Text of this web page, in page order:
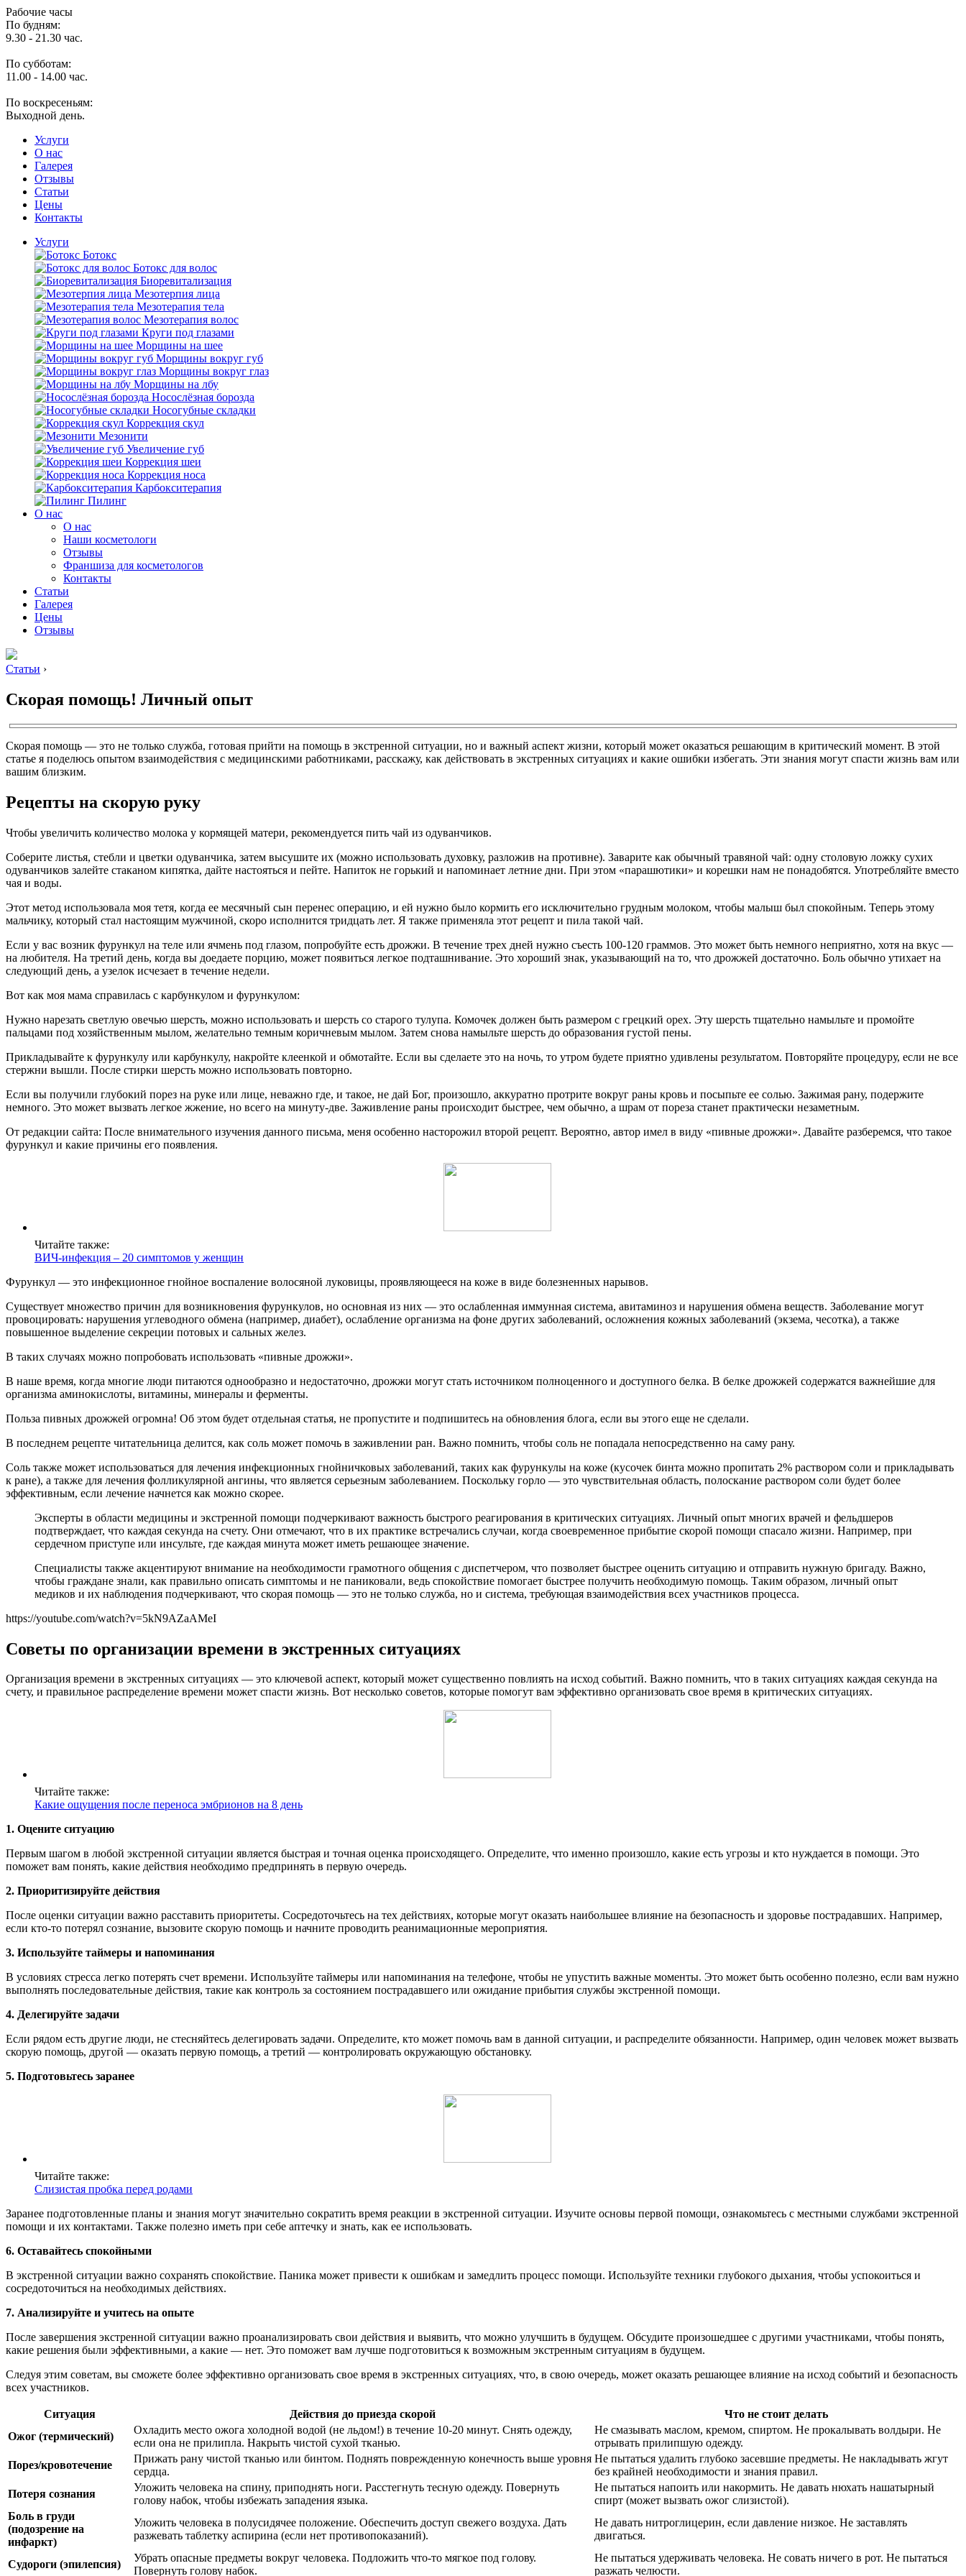
Рабочие часы
По будням:
9.30 - 21.30 час.
По субботам:
11.00 - 14.00 час.
По воскресеньям:
Выходной день.
Услуги
O нас
Галерея
Отзывы
Статьи
Цены
Контакты
Услуги
Ботокс
Ботокс для волос
Биоревитализация
Мезотерпия лица
Мезотерапия тела
Мезотерапия волос
Круги под глазами
Морщины на шее
Морщины вокруг губ
Морщины вокруг глаз
Морщины на лбу
Носослёзная борозда
Носогубные складки
Коррекция скул
Мезонити
Увеличение губ
Коррекция шеи
Коррекция носа
Карбокситерапия
Пилинг
O нас
O нас
Наши косметологи
Отзывы
Франшиза для косметологов
Контакты
Статьи
Галерея
Цены
Отзывы
Статьи ›
Скорая помощь! Личный опыт
Скорая помощь — это не только служба, готовая прийти на помощь в экстренной ситуации, но и важный аспект жизни, который может оказаться решающим в критический момент. В этой
статье я поделюсь опытом взаимодействия с медицинскими работниками, расскажу, как действовать в экстренных ситуациях и какие ошибки избегать. Эти знания могут спасти жизнь вам или
вашим близким.
Рецепты на скорую руку
Чтобы увеличить количество молока у кормящей матери, рекомендуется пить чай из одуванчиков.
Соберите листья, стебли и цветки одуванчика, затем высушите их (можно использовать духовку, разложив на противне). Заварите как обычный травяной чай: одну столовую ложку сухих
одуванчиков залейте стаканом кипятка, дайте настояться и пейте. Напиток не горький и напоминает летние дни. При этом «парашютики» и корешки нам не понадобятся. Употребляйте вместо
чая и воды.
Этот метод использовала моя тетя, когда ее месячный сын перенес операцию, и ей нужно было кормить его исключительно грудным молоком, чтобы малыш был спокойным. Теперь этому
мальчику, который стал настоящим мужчиной, скоро исполнится тридцать лет. Я также применяла этот рецепт и пила такой чай.
Если у вас возник фурункул на теле или ячмень под глазом, попробуйте есть дрожжи. В течение трех дней нужно съесть 100-120 граммов. Это может быть немного неприятно, хотя на вкус —
на любителя. На третий день, когда вы доедаете порцию, может появиться легкое подташнивание. Это хороший знак, указывающий на то, что дрожжей достаточно. Боль обычно утихает на
следующий день, а узелок исчезает в течение недели.
Вот как моя мама справилась с карбункулом и фурункулом:
Нужно нарезать светлую овечью шерсть, можно использовать и шерсть со старого тулупа. Комочек должен быть размером с грецкий орех. Эту шерсть тщательно намыльте и промойте
пальцами под хозяйственным мылом, желательно темным коричневым мылом. Затем снова намыльте шерсть до образования густой пены.
Прикладывайте к фурункулу или карбункулу, накройте клеенкой и обмотайте. Если вы сделаете это на ночь, то утром будете приятно удивлены результатом. Повторяйте процедуру, если не все
стержни вышли. После стирки шерсть можно использовать повторно.
Если вы получили глубокий порез на руке или лице, неважно где, и такое, не дай Бог, произошло, аккуратно протрите вокруг раны кровь и посыпьте ее солью. Зажимая рану, подержите
немного. Это может вызвать легкое жжение, но всего на минуту-две. Заживление раны происходит быстрее, чем обычно, а шрам от пореза станет практически незаметным.
От редакции сайта: После внимательного изучения данного письма, меня особенно насторожил второй рецепт. Вероятно, автор имел в виду «пивные дрожжи». Давайте разберемся, что такое
фурункул и какие причины его появления.
Читайте также:
ВИЧ-инфекция – 20 симптомов у женщин
Фурункул — это инфекционное гнойное воспаление волосяной луковицы, проявляющееся на коже в виде болезненных нарывов.
Существует множество причин для возникновения фурункулов, но основная из них — это ослабленная иммунная система, авитаминоз и нарушения обмена веществ. Заболевание могут
провоцировать: нарушения углеводного обмена (например, диабет), ослабление организма на фоне других заболеваний, осложнения кожных заболеваний (экзема, чесотка), а также
повышенное выделение секреции потовых и сальных желез.
В таких случаях можно попробовать использовать «пивные дрожжи».
В наше время, когда многие люди питаются однообразно и недостаточно, дрожжи могут стать источником полноценного и доступного белка. В белке дрожжей содержатся важнейшие для
организма аминокислоты, витамины, минералы и ферменты.
Польза пивных дрожжей огромна! Об этом будет отдельная статья, не пропустите и подпишитесь на обновления блога, если вы этого еще не сделали.
В последнем рецепте читательница делится, как соль может помочь в заживлении ран. Важно помнить, чтобы соль не попадала непосредственно на саму рану.
Соль также может использоваться для лечения инфекционных гнойничковых заболеваний, таких как фурункулы на коже (кусочек бинта можно пропитать 2% раствором соли и прикладывать
к ране), а также для лечения фолликулярной ангины, что является серьезным заболеванием. Поскольку горло — это чувствительная область, полоскание раствором соли будет более
эффективным, если лечение начнется как можно скорее.
Эксперты в области медицины и экстренной помощи подчеркивают важность быстрого реагирования в критических ситуациях. Личный опыт многих врачей и фельдшеров
подтверждает, что каждая секунда на счету. Они отмечают, что в их практике встречались случаи, когда своевременное прибытие скорой помощи спасало жизни. Например, при
сердечном приступе или инсульте, где каждая минута может иметь решающее значение.
Специалисты также акцентируют внимание на необходимости грамотного общения с диспетчером, что позволяет быстрее оценить ситуацию и отправить нужную бригаду. Важно,
чтобы граждане знали, как правильно описать симптомы и не паниковали, ведь спокойствие помогает быстрее получить необходимую помощь. Таким образом, личный опыт
медиков и их наблюдения подчеркивают, что скорая помощь — это не только служба, но и система, требующая взаимодействия всех участников процесса.
https://youtube.com/watch?v=5kN9AZaAMeI
Советы по организации времени в экстренных ситуациях
Организация времени в экстренных ситуациях — это ключевой аспект, который может существенно повлиять на исход событий. Важно помнить, что в таких ситуациях каждая секунда на
счету, и правильное распределение времени может спасти жизнь. Вот несколько советов, которые помогут вам эффективно организовать свое время в критических ситуациях.
Читайте также:
Какие ощущения после переноса эмбрионов на 8 день
1. Оцените ситуацию
Первым шагом в любой экстренной ситуации является быстрая и точная оценка происходящего. Определите, что именно произошло, какие есть угрозы и кто нуждается в помощи. Это
поможет вам понять, какие действия необходимо предпринять в первую очередь.
2. Приоритизируйте действия
После оценки ситуации важно расставить приоритеты. Сосредоточьтесь на тех действиях, которые могут оказать наибольшее влияние на безопасность и здоровье пострадавших. Например,
если кто-то потерял сознание, вызовите скорую помощь и начните проводить реанимационные мероприятия.
3. Используйте таймеры и напоминания
В условиях стресса легко потерять счет времени. Используйте таймеры или напоминания на телефоне, чтобы не упустить важные моменты. Это может быть особенно полезно, если вам нужно
выполнять последовательные действия, такие как контроль за состоянием пострадавшего или ожидание прибытия службы экстренной помощи.
4. Делегируйте задачи
Если рядом есть другие люди, не стесняйтесь делегировать задачи. Определите, кто может помочь вам в данной ситуации, и распределите обязанности. Например, один человек может вызвать
скорую помощь, другой — оказать первую помощь, а третий — контролировать окружающую обстановку.
5. Подготовьтесь заранее
Читайте также:
Слизистая пробка перед родами
Заранее подготовленные планы и знания могут значительно сократить время реакции в экстренной ситуации. Изучите основы первой помощи, ознакомьтесь с местными службами экстренной
помощи и их контактами. Также полезно иметь при себе аптечку и знать, как ее использовать.
6. Оставайтесь спокойными
В экстренной ситуации важно сохранять спокойствие. Паника может привести к ошибкам и замедлить процесс помощи. Используйте техники глубокого дыхания, чтобы успокоиться и
сосредоточиться на необходимых действиях.
7. Анализируйте и учитесь на опыте
После завершения экстренной ситуации важно проанализировать свои действия и выявить, что можно улучшить в будущем. Обсудите произошедшее с другими участниками, чтобы понять,
какие решения были эффективными, а какие — нет. Это поможет вам лучше подготовиться к возможным экстренным ситуациям в будущем.
Следуя этим советам, вы сможете более эффективно организовать свое время в экстренных ситуациях, что, в свою очередь, может оказать решающее влияние на исход событий и безопасность
всех участников.
Ситуация Действия до приезда скорой
Что не стоит делать
Ожог (термический)
Охладить место ожога холодной водой (не льдом!) в течение 10-20 минут. Снять одежду,
если она не прилипла. Накрыть чистой сухой тканью.
Не смазывать маслом, кремом, спиртом. Не прокалывать волдыри. Не
отрывать прилипшую одежду.
Порез/кровотечение
Прижать рану чистой тканью или бинтом. Поднять поврежденную конечность выше уровня
сердца.
Не пытаться удалить глубоко засевшие предметы. Не накладывать жгут
без крайней необходимости и знания правил.
Потеря сознания
Уложить человека на спину, приподнять ноги. Расстегнуть тесную одежду. Повернуть
голову набок, чтобы избежать западения языка.
Не пытаться напоить или накормить. Не давать нюхать нашатырный
спирт (может вызвать ожог слизистой).
Боль в груди
(подозрение на
инфаркт)
Уложить человека в полусидячее положение. Обеспечить доступ свежего воздуха. Дать
разжевать таблетку аспирина (если нет противопоказаний).
Не давать нитроглицерин, если давление низкое. Не заставлять
двигаться.
Судороги (эпилепсия)
Убрать опасные предметы вокруг человека. Подложить что-то мягкое под голову.
Повернуть голову набок.
Не пытаться удерживать человека. Не совать ничего в рот. Не пытаться
разжать челюсти.